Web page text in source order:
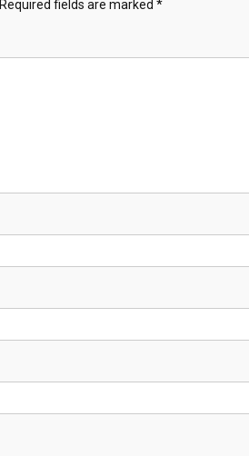
Required fields are marked *